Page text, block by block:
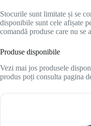
Stocurile sunt limitate și se
disponibile sunt cele afișate
comandă produse care nu se
Produse disponibile
Vezi mai jos produsele
produs poți consulta pagina